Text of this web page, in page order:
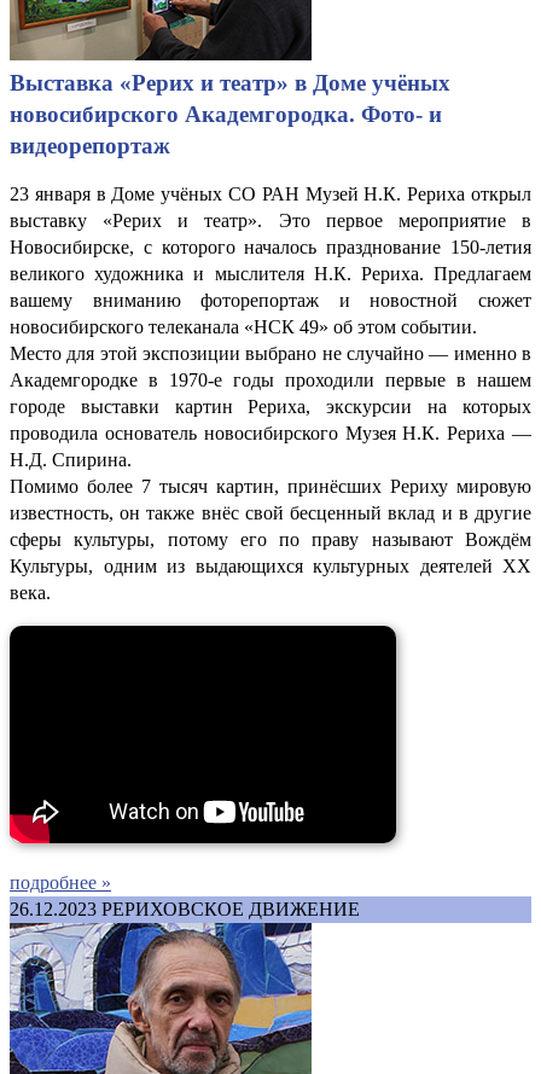
Выставка «Рерих и театр» в Доме учёных
новосибирского Академгородка. Фото- и
видеорепортаж
23 января в Доме учёных СО РАН Музей Н.К. Рериха открыл
выставку «Рерих и театр». Это первое мероприятие в
Новосибирске, с которого началось празднование 150-летия
великого художника и мыслителя Н.К. Рериха. Предлагаем
вашему вниманию фоторепортаж и новостной сюжет
новосибирского телеканала «НСК 49» об этом событии.
Место для этой экспозиции выбрано не случайно — именно в
Академгородке в 1970-е годы проходили первые в нашем
городе выставки картин Рериха, экскурсии на которых
проводила основатель новосибирского Музея Н.К. Рериха —
Н.Д. Спирина.
Помимо более 7 тысяч картин, принёсших Рериху мировую
известность, он также внёс свой бесценный вклад и в другие
сферы культуры, потому его по праву называют Вождём
Культуры, одним из выдающихся культурных деятелей ХХ
века.
подробнее »
26.12.2023 РЕРИХОВСКОЕ ДВИЖЕНИЕ